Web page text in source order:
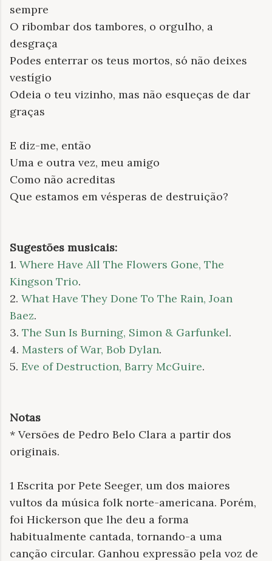
sempre
O ribombar dos tambores, o orgulho, a
desgraça
Podes enterrar os teus mortos, só não deixes
vestígio
Odeia o teu vizinho, mas não esqueças de dar
graças
E diz-me, então
Uma e outra vez, meu amigo
Como não acreditas
Que estamos em vésperas de destruição?
Sugestões musicais:
1. Where Have All The Flowers Gone, The
Kingson Trio.
2. What Have They Done To The Rain, Joan
Baez.
3. The Sun Is Burning, Simon & Garfunkel.
4. Masters of War, Bob Dylan.
5. Eve of Destruction, Barry McGuire.
Notas
* Versões de Pedro Belo Clara a partir dos
originais.
1 Escrita por Pete Seeger, um dos maiores
vultos da música folk norte-americana. Porém,
foi Hickerson que lhe deu a forma
habitualmente cantada, tornando-a uma
canção circular. Ganhou expressão pela voz de